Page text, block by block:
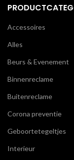
Accessoires
Alles
Beurs & Evenement
Binnenreclame
Buitenreclame
Corona preventie
Geboortetegeltjes
Interieur